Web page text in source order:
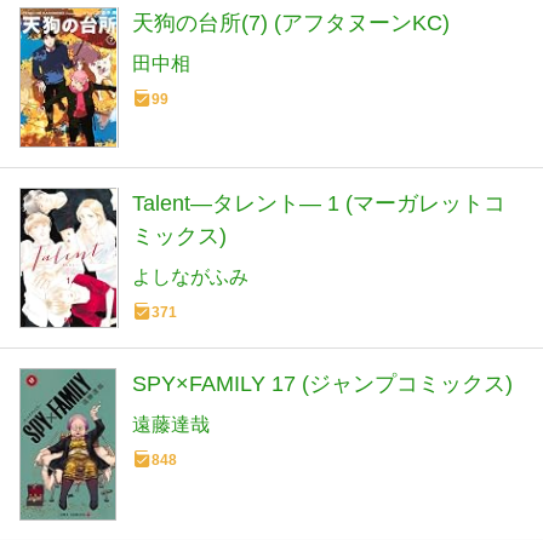
天狗の台所(7) (アフタヌーンKC)
田中相
99
Talent―タレント― 1 (マーガレットコ
ミックス)
よしながふみ
371
SPY×FAMILY 17 (ジャンプコミックス)
遠藤達哉
848